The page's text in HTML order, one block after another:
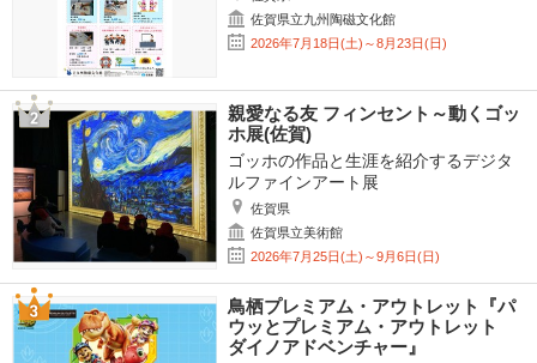
佐賀県立九州陶磁文化館
2026年7月18日(土)～8月23日(日)
親愛なる友 フィンセント～動くゴッ
ホ展(佐賀)
ゴッホの作品と生涯を紹介するデジタ
ルファインアート展
佐賀県
佐賀県立美術館
2026年7月25日(土)～9月6日(日)
鳥栖プレミアム・アウトレット『パ
ウッとプレミアム・アウトレット
ダイノアドベンチャー』